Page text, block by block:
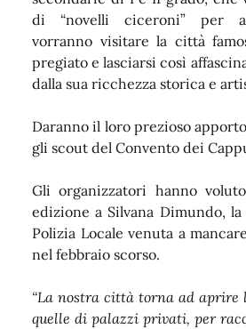
di “novelli ciceroni” per
vorranno visitare la città
pregiato e lasciarsi così
dalla sua ricchezza storica e
Daranno il loro prezioso
gli scout del Convento dei
Gli organizzatori hanno
edizione a Silvana Dimundo,
Polizia Locale venuta a
nel febbraio scorso.
“La nostra città torna ad aprire
quelle di palazzi privati, per